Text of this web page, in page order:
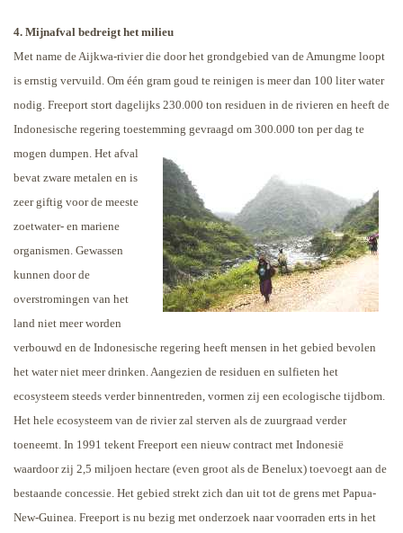
4. Mijnafval bedreigt het milieu
Met name de Aijkwa-rivier die door het grondgebied van de Amungme loopt
is ernstig vervuild. Om één gram goud te reinigen is meer dan 100 liter water
nodig. Freeport stort dagelijks 230.000 ton residuen in de rivieren en heeft de
Indonesische regering toestemming gevraagd om 300.000 ton per dag te
mogen dumpen. Het afval
bevat zware metalen en is
zeer giftig voor de meeste
zoetwater- en mariene
organismen. Gewassen
kunnen door de
overstromingen van het
land niet meer worden
verbouwd en de Indonesische regering heeft mensen in het gebied bevolen
het water niet meer drinken. Aangezien de residuen en sulfieten het
ecosysteem steeds verder binnentreden, vormen zij een ecologische tijdbom.
Het hele ecosysteem van de rivier zal sterven als de zuurgraad verder
toeneemt. In 1991 tekent Freeport een nieuw contract met Indonesië
waardoor zij 2,5 miljoen hectare (even groot als de Benelux) toevoegt aan de
bestaande concessie. Het gebied strekt zich dan uit tot de grens met Papua-
New-Guinea. Freeport is nu bezig met onderzoek naar voorraden erts in het